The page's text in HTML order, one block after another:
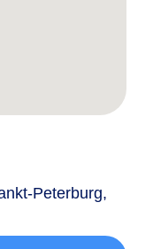
Peterburg,